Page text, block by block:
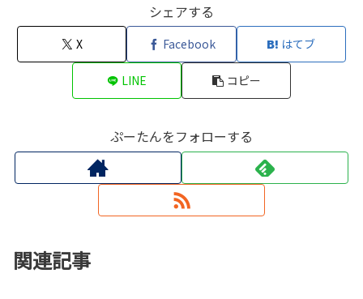
シェアする
X Facebook はてブ
LINE コピー
ぷーたんをフォローする
関連記事